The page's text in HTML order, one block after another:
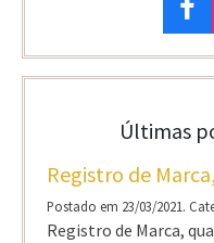
Últimas
Registro de
Postado em 23/03/2021.
Registro de Marca,